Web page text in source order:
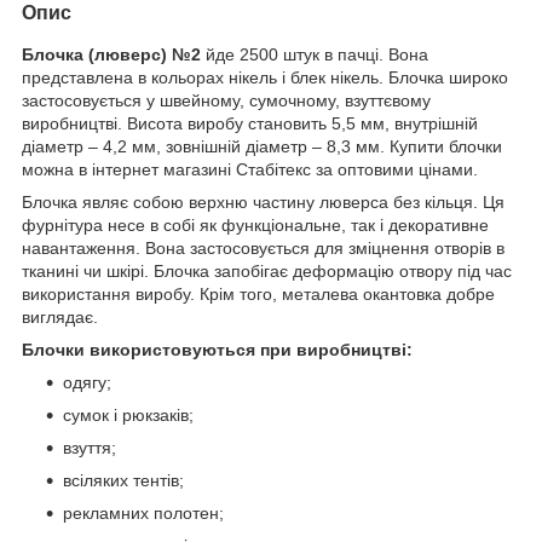
Опис
Блочка (люверс) №2 йде 2500 штук в пачці. Вона
представлена в кольорах нікель і блек нікель. Блочка широко
застосовується у швейному, сумочному, взуттєвому
виробництві. Висота виробу становить 5,5 мм, внутрішній
діаметр – 4,2 мм, зовнішній діаметр – 8,3 мм. Купити блочки
можна в інтернет магазині Стабітекс за оптовими цінами.
Блочка являє собою верхню частину люверса без кільця. Ця
фурнітура несе в собі як функціональне, так і декоративне
навантаження. Вона застосовується для зміцнення отворів в
тканині чи шкірі. Блочка запобігає деформацію отвору під час
використання виробу. Крім того, металева окантовка добре
виглядає.
Блочки використовуються при виробництві:
одягу;
сумок і рюкзаків;
взуття;
всіляких тентів;
рекламних полотен;